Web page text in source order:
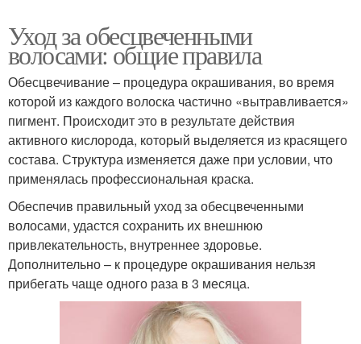
Уход за обесцвеченными
волосами: общие правила
Обесцвечивание – процедура окрашивания, во время
которой из каждого волоска частично «вытравливается»
пигмент. Происходит это в результате действия
активного кислорода, который выделяется из красящего
состава. Структура изменяется даже при условии, что
применялась профессиональная краска.
Обеспечив правильный уход за обесцвеченными
волосами, удастся сохранить их внешнюю
привлекательность, внутреннее здоровье.
Дополнительно – к процедуре окрашивания нельзя
прибегать чаще одного раза в 3 месяца.